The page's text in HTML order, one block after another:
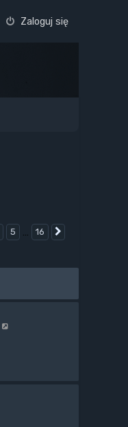
Zaloguj się
5 … 16